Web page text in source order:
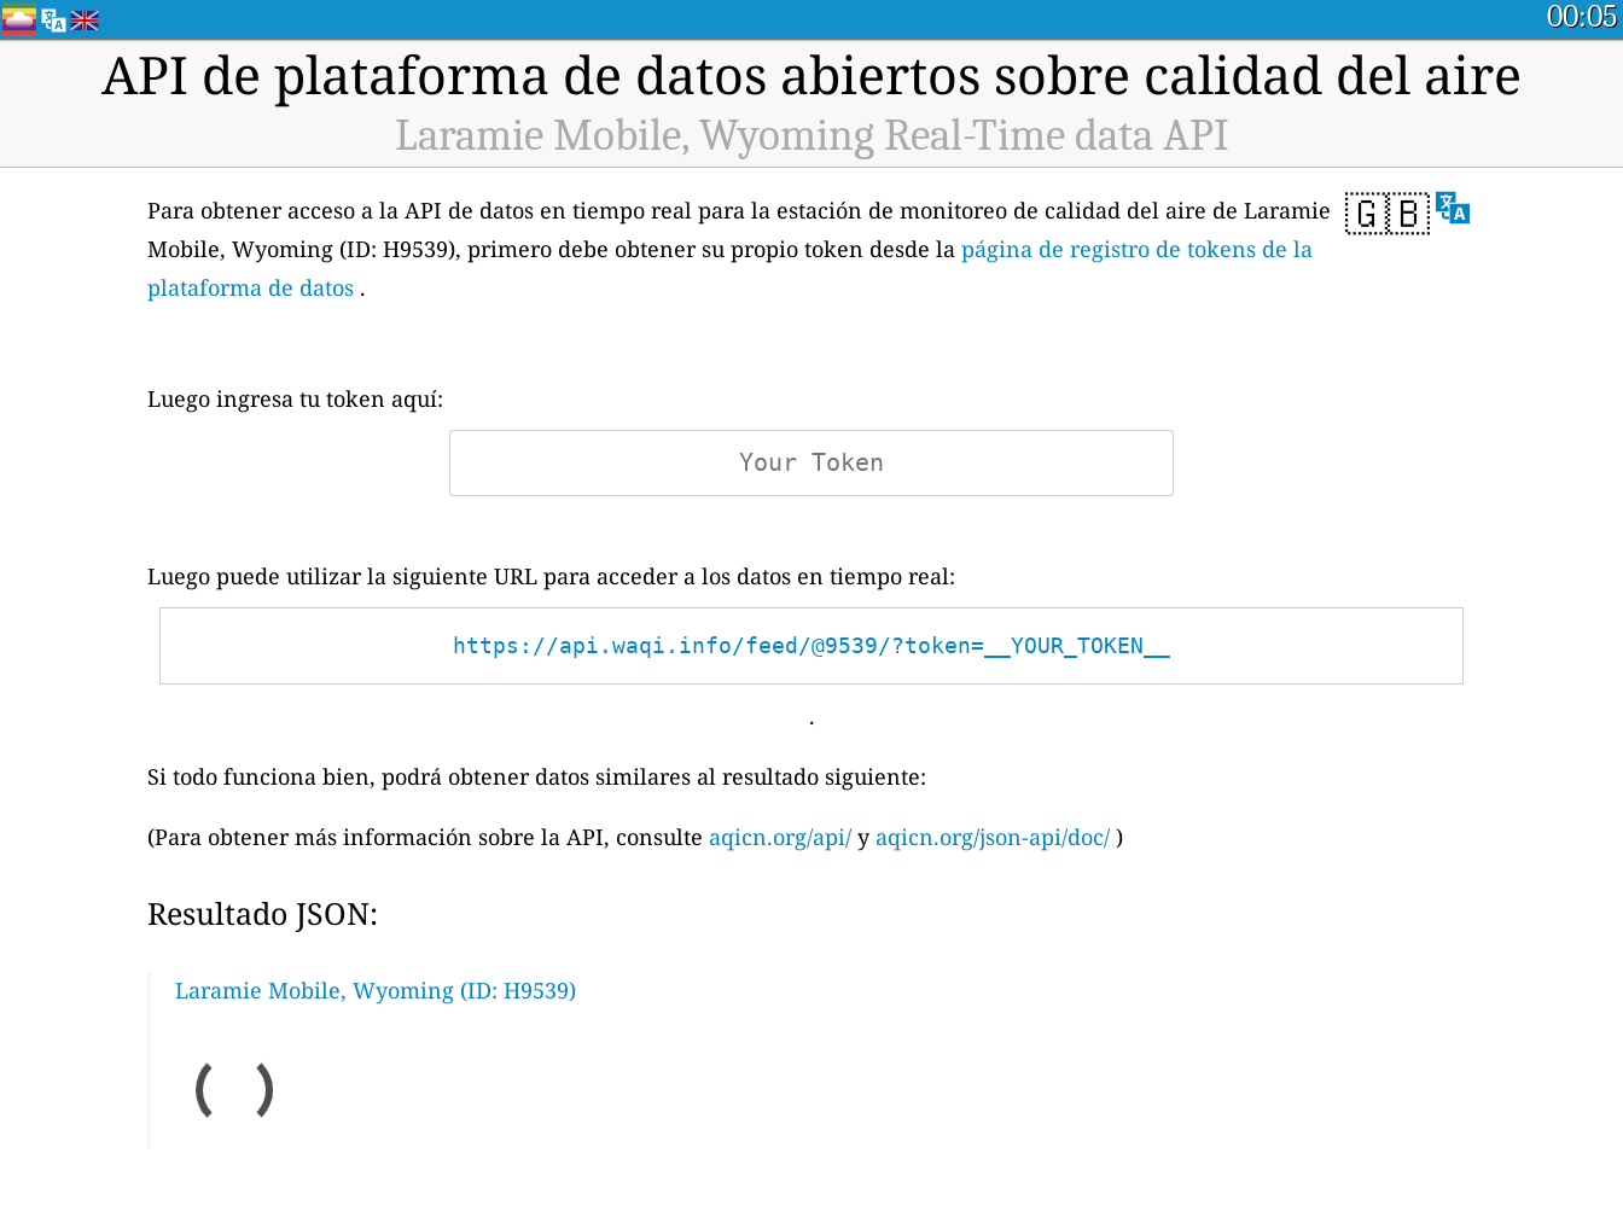
00:05
API de plataforma de datos abiertos sobre calidad del aire
Laramie Mobile, Wyoming Real-Time data API
🇬🇧
Para obtener acceso a la API de datos en tiempo real para la estación de monitoreo de calidad del aire de Laramie
Mobile, Wyoming (ID: H9539), primero debe obtener su propio token desde la página de registro de tokens de la
plataforma de datos .
Luego ingresa tu token aquí:
Luego puede utilizar la siguiente URL para acceder a los datos en tiempo real:
https://api.waqi.info/feed/@9539/?token=__YOUR_TOKEN__
.
Si todo funciona bien, podrá obtener datos similares al resultado siguiente:
(Para obtener más información sobre la API, consulte aqicn.org/api/ y aqicn.org/json-api/doc/ )
Resultado JSON:
Laramie Mobile, Wyoming (ID: H9539)